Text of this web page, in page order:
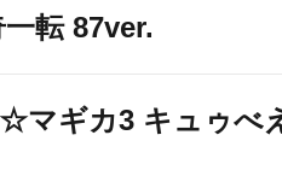
転 87ver.
マギカ3 キュゥべ